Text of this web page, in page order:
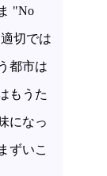
"No
切では
都市は
もうた
になっ
ずいこ